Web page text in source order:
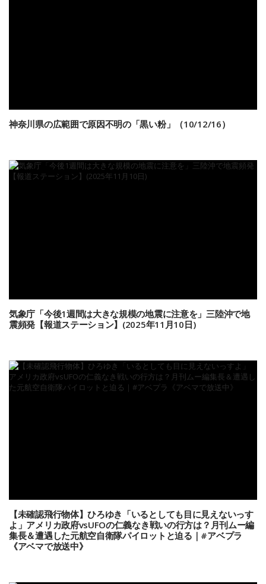
神奈川県の広範囲で原因不明の「黒い粉」（10/12/16）
気象庁「今後1週間は大きな規模の地震に注意を」三陸沖で地
震頻発【報道ステーション】(2025年11月10日)
【未確認飛行物体】ひろゆき「いるとしても目に見えないっす
よ」アメリカ政府vsUFOの仁義なき戦いの行方は？月刊ムー編
集長＆遭遇した元航空自衛隊パイロットと迫る｜#アベプラ
《アベマで放送中》